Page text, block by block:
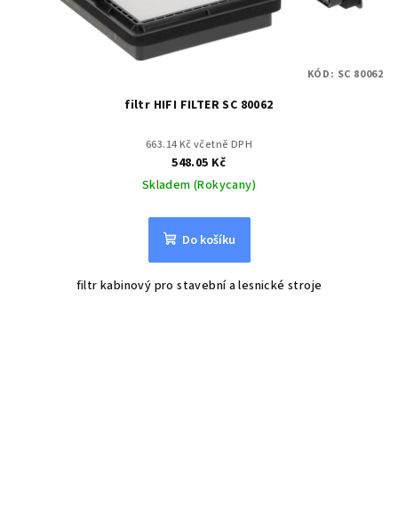
filtr HIFI FILTER SC 80062
663.14 Kč včetně DPH
548.05 Kč
Skladem (Rokycany)
Do košíku
filtr kabinový pro stavební a lesnické stroje
KÓD: SC 80062